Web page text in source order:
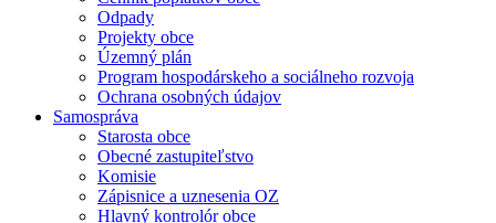
Odpady
Projekty obce
Územný plán
Program hospodárskeho a sociálneho rozvoja
Ochrana osobných údajov
Samospráva
Starosta obce
Obecné zastupiteľstvo
Komisie
Zápisnice a uznesenia OZ
Hlavný kontrolór obce